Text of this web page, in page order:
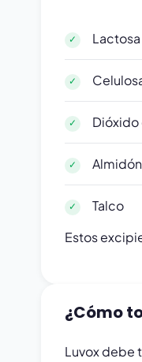
Talco
Estos
¿Cómo
Luvox debe